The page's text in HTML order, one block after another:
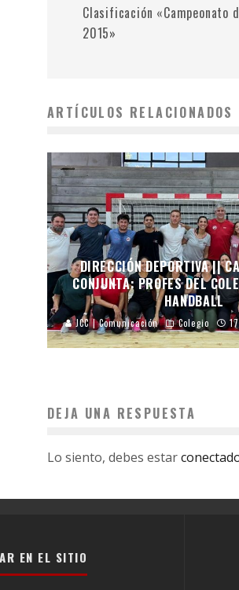
Clasificación «Campeonato
2015»
ARTÍCULOS RELACIONADOS
DIRECCIÓN DEPORTIVA ||
CONJUNTA: PROFES DEL
HANDBALL
JCC | Comunicación Colegio
DEJA UNA RESPUESTA
Lo siento, debes estar
EN EL SITIO